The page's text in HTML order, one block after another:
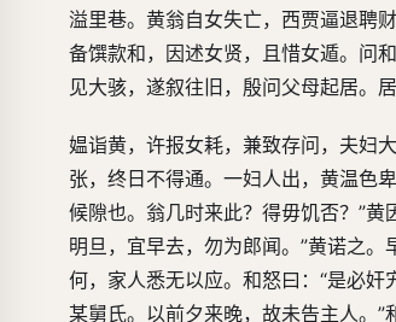
溢里巷。黄翁自女失亡，西贾逼退聘
备馔款和，因述女贤，且惜女遁。问
见大骇，遂叙往旧，殷问父母起居。
媪诣黄，许报女耗，兼致存问，夫妇
张，终日不得通。一妇人出，黄温色
候隙也。翁几时来此？得毋饥否？”黄
明旦，宜早去，勿为郎闻。”黄诺之
何，家人悉无以应。和怒曰：“是必
某舅氏。以前夕来晚，故未告主人。”